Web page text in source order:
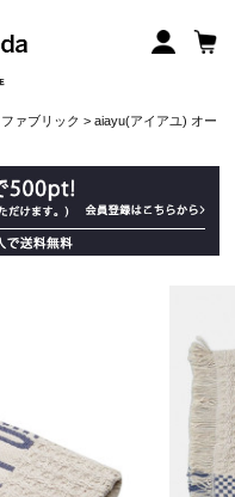
ファブリック > aiayu(アイアユ) オー